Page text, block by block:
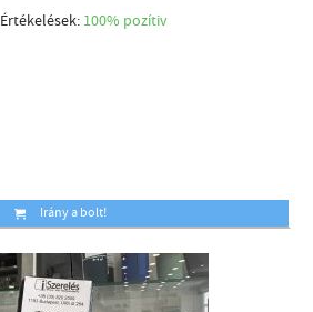
Értékelések: 100% pozítiv
Irány a bolt!